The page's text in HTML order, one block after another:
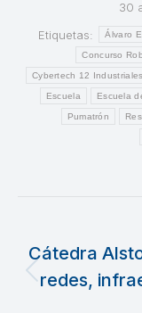
30
Etiquetas:
Álvaro
Concurso
Cybertech 12 Industriales
Escuela Escuela
Pumatrón
entre
Cátedra
redes,